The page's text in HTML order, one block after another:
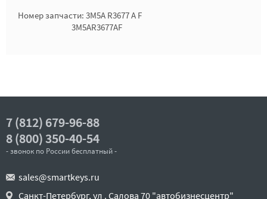
Номер запчасти: 3M5A R3677 A F
3M5AR3677AF
7 (812) 679-96-88
8 (800) 350-40-54
- звонок по России бесплатный -
sales@smartkeys.ru
Санкт-Петербург, ул . Салова 70 "автобизнесцентр"